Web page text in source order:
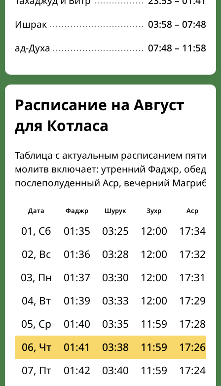
Ишрак
03:58 – 07:48
ад-Духа
07:48 – 11:58
Расписание на Август
для Котласа
Таблица с актуальным расписанием пяти
молитв включает: утренний Фаджр,
послеполуденный Аср, вечерний Магриб
Дата Фаджр Шурук Зухр Аср
01, Сб 01:35 03:25 12:00 17:34
02, Вс
01:36 03:28 12:00 17:32
03, Пн
01:37 03:30 12:00 17:31
04, Вт
01:39 03:33 12:00 17:29
05, Ср
01:40 03:35 11:59 17:28
06, Чт
01:41 03:38 11:59 17:26
07, Пт
01:42 03:40 11:59 17:24